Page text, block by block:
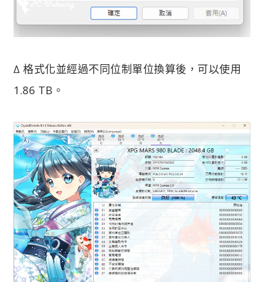
∆ 格式化並經過不同位制單位換算後，可以使用
1.86 TB。